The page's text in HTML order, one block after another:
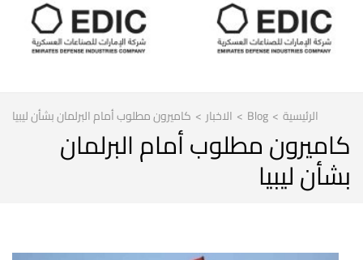
الرئيسية >
Blog
> الاخبار > كاميرون مطلوب أمام البرلمان بشأن ليبيا
كاميرون مطلوب أمام البرلمان
بشأن ليبيا